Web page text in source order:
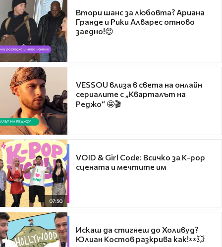
Втори шанс за любовта? Ариана
Гранде и Рики Алварес отново
заедно!😍
VESSOU влиза в света на онлайн
сериалите с „Кварталът на
Реджо“ 🤩🎬
07:50
VOID & Girl Code: Всичко за K-pop
сцената и мечтите им
Искаш да стигнеш до Холивуд?
Юлиан Костов разкрива как!👀💥